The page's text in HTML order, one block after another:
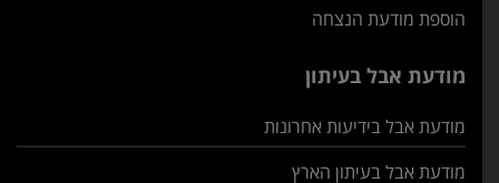
הוספת מודעת הנצחה
מודעת אבל בעיתון
מודעת אבל בידיעות אחרונות
מודעת אבל בעיתון הארץ